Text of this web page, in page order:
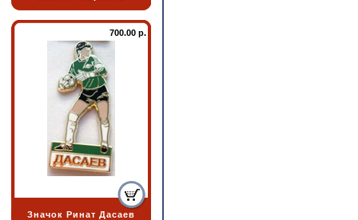
700.00 р.
Значок Ринат Дасаев